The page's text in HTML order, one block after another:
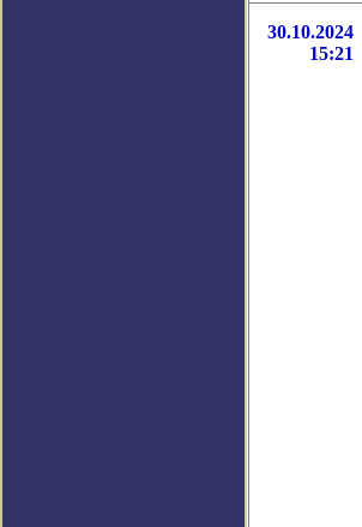
30.10.2024
15:21